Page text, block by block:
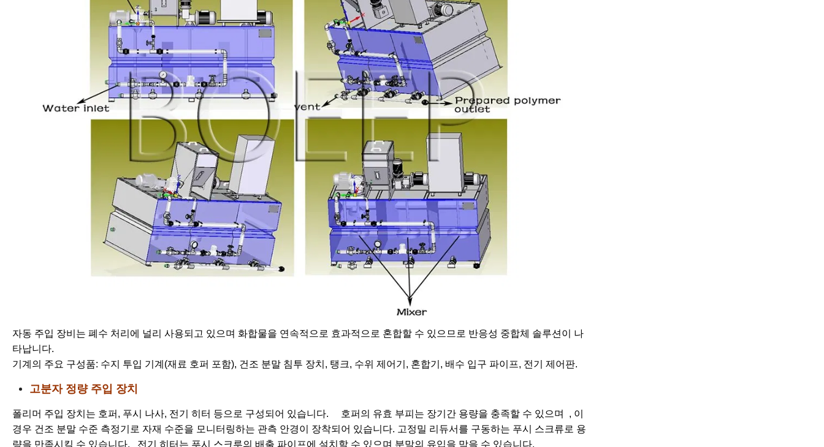
자동 주입 장비는 폐수 처리에 널리 사용되고 있으며 화합물을 연속적으로 효과적으로 혼합할 수 있으므로 반응성 중합체 솔루션이 나
타납니다.
기계의 주요 구성품: 수지 투입 기계(재료 호퍼 포함), 건조 분말 침투 장치, 탱크, 수위 제어기, 혼합기, 배수 입구 파이프, 전기 제어판.
고분자 정량 주입 장치
폴리머 주입 장치는 호퍼, 푸시 나사, 전기 히터 등으로 구성되어 있습니다. 호퍼의 유효 부피는 장기간 용량을 충족할 수 있으며 , 이
경우 건조 분말 수준 측정기로 자재 수준을 모니터링하는 관측 안경이 장착되어 있습니다. 고정밀 리듀서를 구동하는 푸시 스크류로 용
량을 만족시킬 수 있습니다. 전기 히터는 푸시 스크루의 배출 파이프에 설치할 수 있으며 분말의 유입을 막을 수 있습니다.